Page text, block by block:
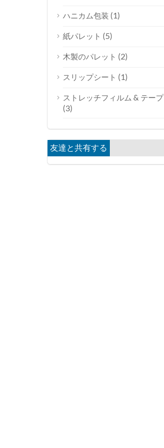
ハニカム包装 (1)
紙パレット (5)
木製のパレット (2)
スリップシート (1)
ストレッチフィルム & テープ
(3)
友達と共有する